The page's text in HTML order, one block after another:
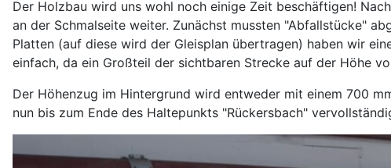
Der Holzbau wird uns wohl noch einige Zeit beschäftigen!
an der Schmalseite weiter. Zunächst mussten "Abfallstücke"
Platten (auf diese wird der Gleisplan übertragen) haben wir
einfach, da ein Großteil der sichtbaren Strecke auf der Höhe
Der Höhenzug im Hintergrund wird entweder mit einem 700
nun bis zum Ende des Haltepunkts "Rückersbach"